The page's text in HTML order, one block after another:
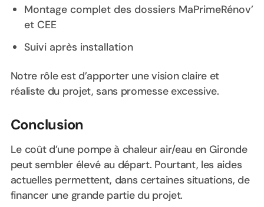
Montage complet des dossiers MaPrimeRénov’
et CEE
Suivi après installation
Notre rôle est d’apporter une vision claire et
réaliste du projet, sans promesse excessive.
Conclusion
Le coût d’une pompe à chaleur air/eau en Gironde
peut sembler élevé au départ. Pourtant, les aides
actuelles permettent, dans certaines situations, de
financer une grande partie du projet.